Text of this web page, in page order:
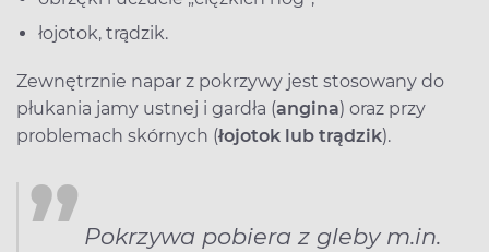
łojotok, trądzik.
Zewnętrznie napar z pokrzywy jest stosowany do
płukania jamy ustnej i gardła (angina) oraz przy
problemach skórnych (łojotok lub trądzik).
Pokrzywa pobiera z gleby m.in.